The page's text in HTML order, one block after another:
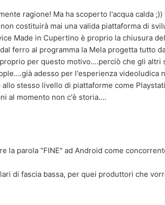
ragione! Ma ha scoperto l'acqua calda
costituirà mai una valida piattaforma di
Made in Cupertino è proprio la chiusura
ferro al programma la Mela progetta tutto
per questo motivo....perciò che gli altri
adesso per l'esperienza videoludica
stesso livello di piattaforme come
al momento non c'è storia....
la parola "FINE" ad Android come
di fascia bassa, per quei produttori che